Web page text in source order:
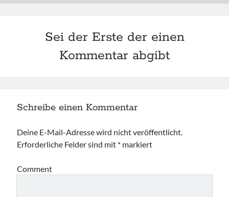
Sei der Erste der einen
Kommentar abgibt
Schreibe einen Kommentar
Deine E-Mail-Adresse wird nicht veröffentlicht.
Erforderliche Felder sind mit * markiert
Comment